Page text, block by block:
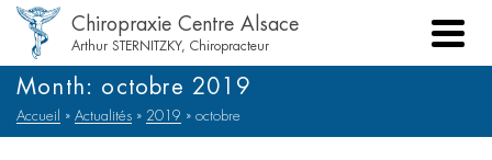
Chiropraxie Centre Alsace
Arthur STERNITZKY, Chiropracteur
Month: octobre 2019
Accueil » Actualités » 2019 » octobre